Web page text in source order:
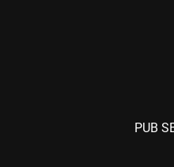
PUB